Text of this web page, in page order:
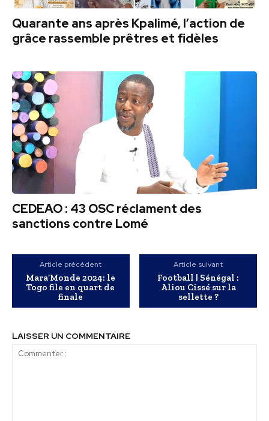
Quarante ans après Kpalimé, l’action de
grâce rassemble prêtres et fidèles
CEDEAO : 43 OSC réclament des
sanctions contre Lomé
Article précédent
Mara’Monde 2024: le
Togo file en quart de
finale
Article suivant
Football | Sénégal :
Aliou Cissé sur la
sellette ?
LAISSER UN COMMENTAIRE